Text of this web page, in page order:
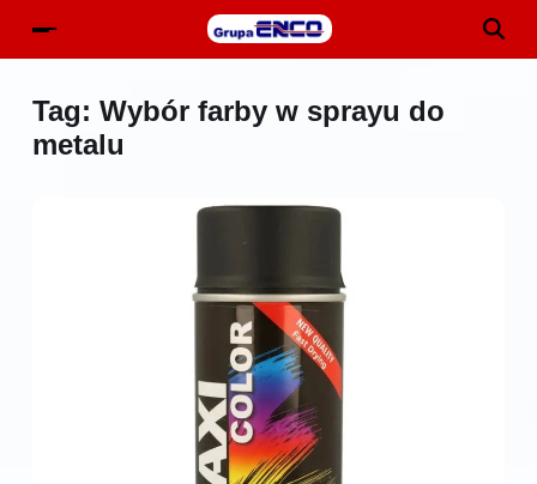
Tag: Wybór farby w sprayu do
metalu